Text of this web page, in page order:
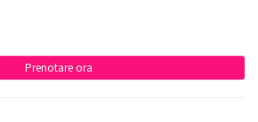
Prenotare ora